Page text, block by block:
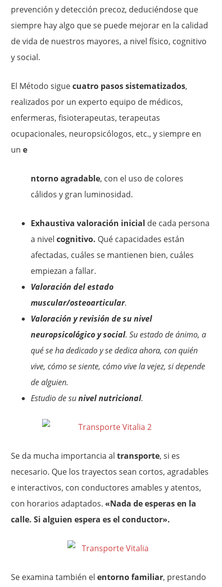
prevención y detección precoz, deduciéndose que
siempre hay algo que se puede mejorar en la calidad
de vida de nuestros mayores, a nivel físico, cognitivo
y social.
El Método siguecuatro pasos sistematizados,
realizados por un experto equipo de médicos,
enfermeras, fisioterapeutas, terapeutas
ocupacionales, neuropsicólogos, etc., y siempre en
une
ntorno agradable, con el uso de colores
cálidos y gran luminosidad.
Exhaustiva valoración inicial de cada persona
a nivelcognitivo. Qué capacidades están
afectadas, cuáles se mantienen bien, cuáles
empiezan a fallar.
Valoración del estado
muscular/osteoarticular.
Valoración y revisión de su nivel
neuropsicológico y social. Su estado de ánimo, a
qué se ha dedicado y se dedica ahora, con quién
vive, cómo se siente, cómo vive la vejez, si depende
de alguien.
Estudio de sunivel nutricional.
Se da mucha importancia altransporte, si es
necesario. Que los trayectos sean cortos, agradables
e interactivos, con conductores amables y atentos,
con horarios adaptados.«Nada de esperas en la
calle. Si alguien espera es el conductor».
Se examina también elentorno familiar, prestando